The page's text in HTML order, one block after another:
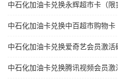
中石化加油卡兑换永辉超市卡（限
中石化加油卡兑换中百超市购物卡
中石化加油卡兑换爱奇艺会员激活
中石化加油卡兑换腾讯视频会员激